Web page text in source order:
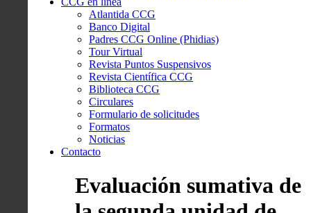
Atlantida CCG
Banco Digital
Padres CCG Online (Phidias)
Tour Virtual
Revista Puntos Suspensivos
Revista Científica CCG
Biblioteca CCG
Circulares
Formulario de solicitudes
Formatos
Noticias
Contacto
Evaluación sumativa de